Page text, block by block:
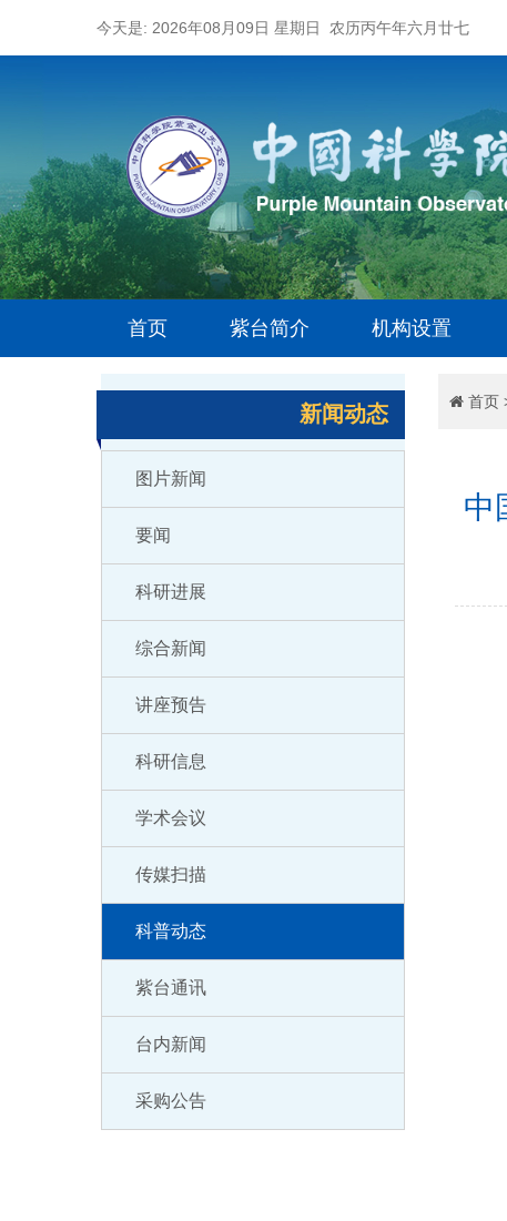
今天是: 2026年08月09日 星期日 农历丙午年六月廿七
首页 紫台简介 机构设置
新闻动态
图片新闻
要闻
科研进展
综合新闻
讲座预告
科研信息
学术会议
传媒扫描
科普动态
紫台通讯
台内新闻
采购公告
首页
中